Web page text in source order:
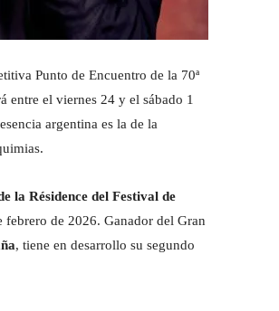
Punto de Encuentro de la 70ª
entre el viernes 24 y el sábado 1
argentina es la de la
la Résidence del Festival de
febrero de 2026. Ganador del Gran
, tiene en desarrollo su segundo